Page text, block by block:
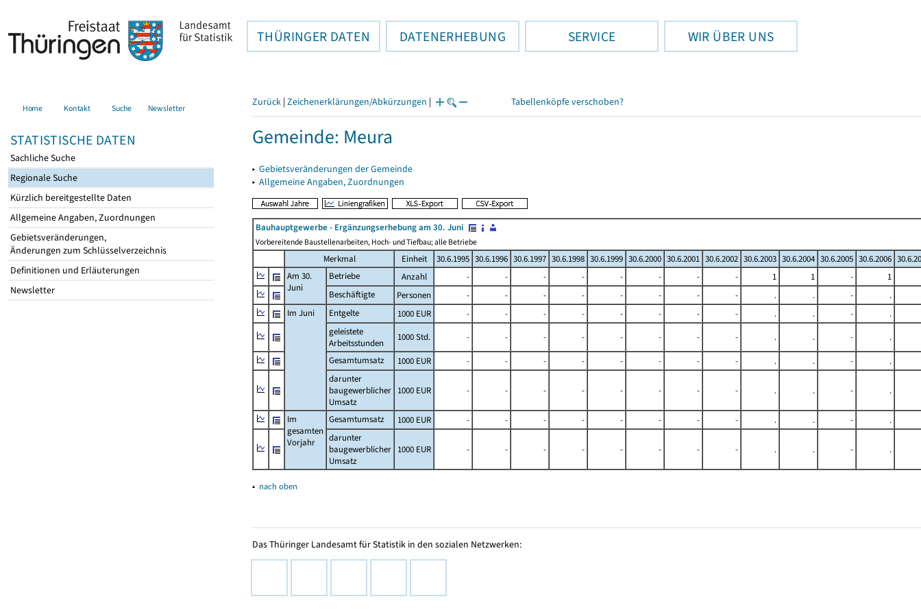
THÜRINGER DATEN DATENERHEBUNG SERVICE WIR ÜBER UNS
Home Kontakt Suche Newsletter
STATISTISCHE DATEN
Sachliche Suche
Regionale Suche
Kürzlich bereitgestellte Daten
Allgemeine Angaben, Zuordnungen
Gebietsveränderungen,
Änderungen zum Schlüsselverzeichnis
Definitionen und Erläuterungen
Newsletter
Zurück | Zeichenerklärungen/Abkürzungen | Tabellenköpfe verschoben?
Gemeinde: Meura
▸ Gebietsveränderungen der Gemeinde
▸ Allgemeine Angaben, Zuordnungen
Bauhauptgewerbe - Ergänzungserhebung am 30. Juni
Vorbereitende Baustellenarbeiten, Hoch- und Tiefbau; alle Betriebe
Merkmal Einheit 30.6.1995 30.6.1996 30.6.1997 30.6.1998 30.6.1999 30.6.2000 30.6.2001 30.6.2002 30.6.2003 30.6.2004 30.6.2005 30.6.2006
Am 30.
Juni
Betriebe Anzahl - - - - - - - - 1 1 -
1
Beschäftigte
Personen - - - - - - - - . . -
.
Im Juni
Entgelte 1000 EUR - - - - - - - - . . -
.
geleistete
Arbeitsstunden
1000 Std. - - - - - - - - . . -
.
Gesamtumsatz
1000 EUR - - - - - - - - . . -
.
darunter
baugewerblicher
Umsatz
1000 EUR - - - - - - - - . . - .
Im
gesamten
Vorjahr
Gesamtumsatz 1000 EUR - - - - - - - - . . -
.
darunter
baugewerblicher
Umsatz
1000 EUR - - - - - - - - . . - .
▴ nach oben
Das Thüringer Landesamt für Statistik in den sozialen Netzwerken: